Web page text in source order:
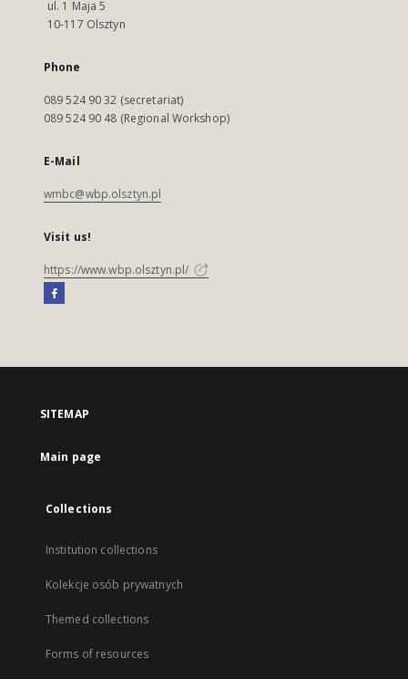
ul. 1 Maja 5
10-117 Olsztyn
Phone
089 524 90 32 (secretariat)
089 524 90 48 (Regional Workshop)
E-Mail
wmbc@wbp.olsztyn.pl
Visit us!
https://www.wbp.olsztyn.pl/
SITEMAP
Main page
Collections
Institution collections
Kolekcje osób prywatnych
Themed collections
Forms of resources